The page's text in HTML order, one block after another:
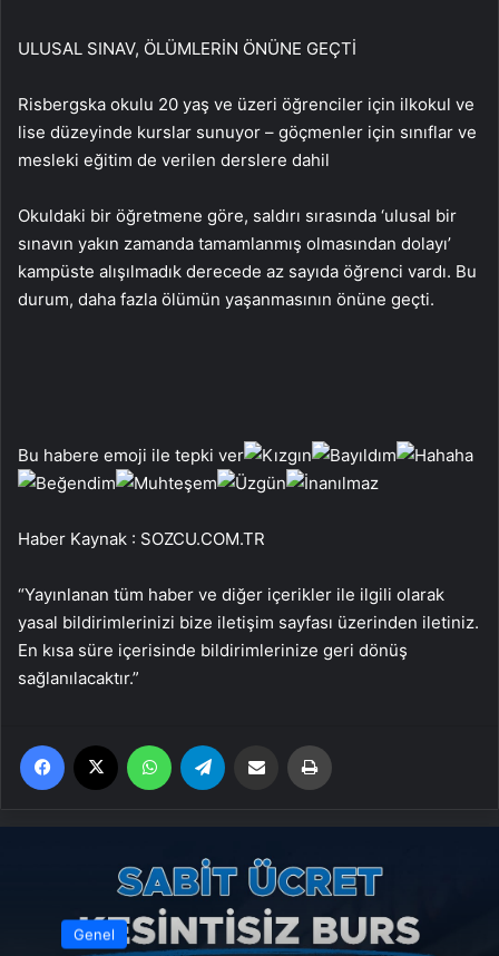
ULUSAL SINAV, ÖLÜMLERİN ÖNÜNE GEÇTİ
Risbergska okulu 20 yaş ve üzeri öğrenciler için ilkokul ve
lise düzeyinde kurslar sunuyor – göçmenler için sınıflar ve
mesleki eğitim de verilen derslere dahil
Okuldaki bir öğretmene göre, saldırı sırasında ‘ulusal bir
sınavın yakın zamanda tamamlanmış olmasından dolayı’
kampüste alışılmadık derecede az sayıda öğrenci vardı. Bu
durum, daha fazla ölümün yaşanmasının önüne geçti.
Bu habere emoji ile tepki ver
Haber Kaynak : SOZCU.COM.TR
“Yayınlanan tüm haber ve diğer içerikler ile ilgili olarak
yasal bildirimlerinizi bize iletişim sayfası üzerinden iletiniz.
En kısa süre içerisinde bildirimlerinize geri dönüş
sağlanılacaktır.”
Facebook WhatsApp Email'den paylaş
Genel